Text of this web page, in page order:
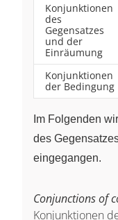
Konjunktionen
des
Gegensatzes
und der
Einräumung
Konjunktionen
der Bedingung
Im Folgenden
des
eingegangen.
Conjunctions of
Konjunktionen